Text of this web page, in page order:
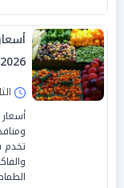
2026 بالأسواق
الثلاثاء
تخدم